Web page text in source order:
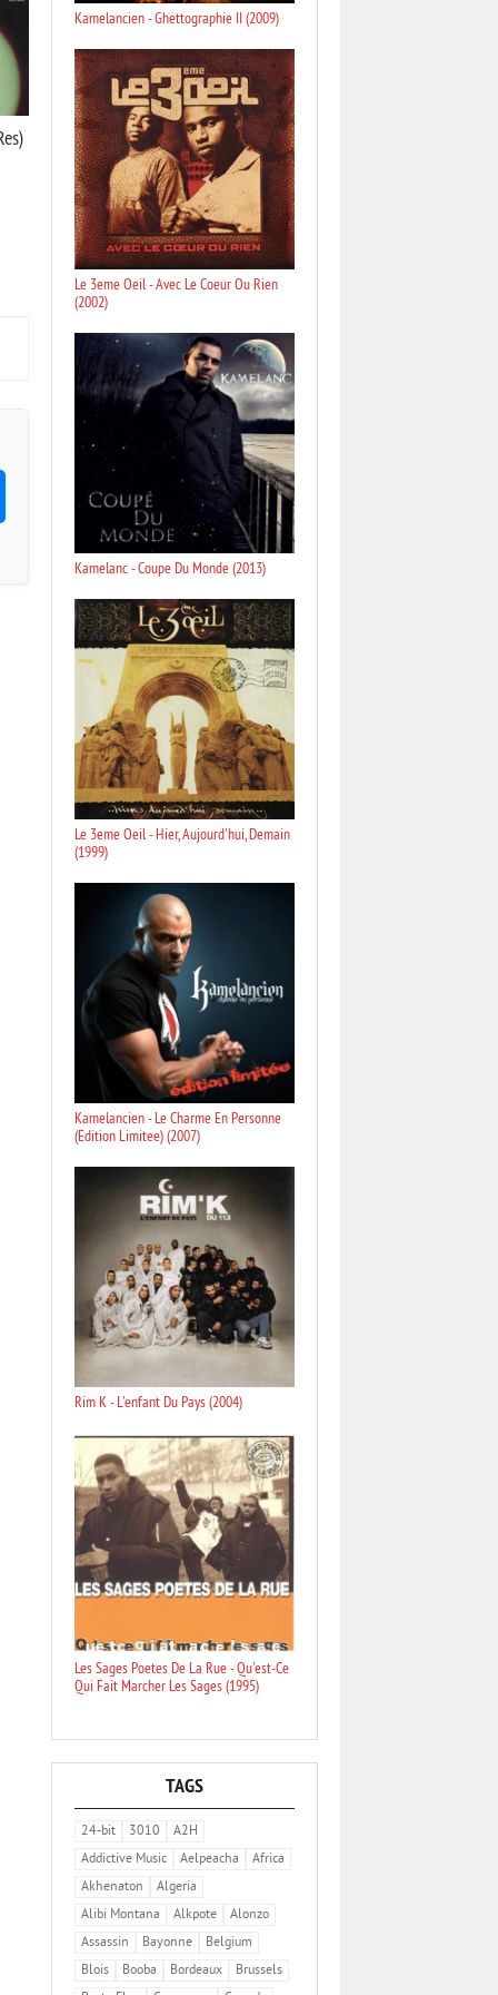
Kamelancien - Ghettographie II (2009)
Le 3eme Oeil - Avec Le Coeur Ou Rien
(2002)
Kamelanc - Coupe Du Monde (2013)
Le 3eme Oeil - Hier, Aujourd'hui, Demain
(1999)
Kamelancien - Le Charme En Personne
(Edition Limitee) (2007)
Rim K - L'enfant Du Pays (2004)
Les Sages Poetes De La Rue - Qu'est-Ce
Qui Fait Marcher Les Sages (1995)
TAGS
24-bit 3010
A2H
Addictive Music
Aelpeacha
Africa
Akhenaton
Algeria
Alibi Montana
Alkpote
Alonzo
Assassin
Bayonne
Belgium
Blois
Booba Bordeaux
Brussels